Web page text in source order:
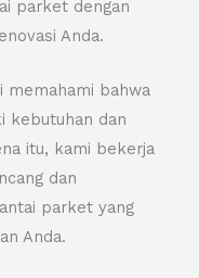
parket dengan
Anda.
memahami bahwa
kebutuhan dan
itu, kami bekerja
dan
parket yang
Anda.